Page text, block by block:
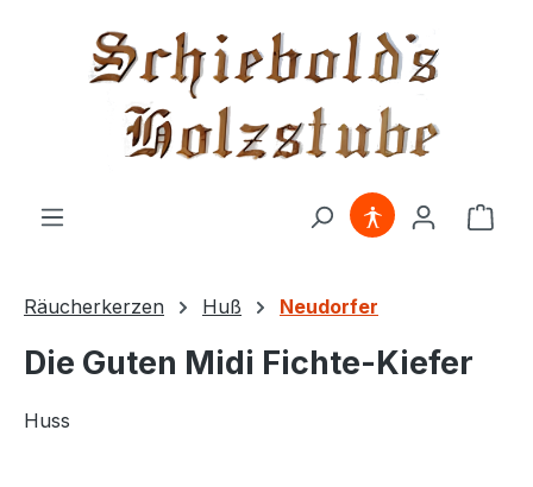
springen
Räucherkerzen Huß Neudorfer
Die Guten Midi Fichte-Kiefer
Huss